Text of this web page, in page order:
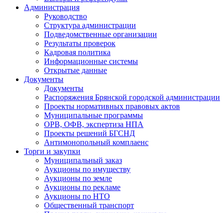
Администрация
Руководство
Структура администрации
Подведомственные организации
Результаты проверок
Кадровая политика
Информационные системы
Открытые данные
Документы
Документы
Распоряжения Брянской городской администрации
Проекты нормативных правовых актов
Муниципальные программы
ОРВ, ОФВ, экспертиза НПА
Проекты решений БГСНД
Антимонопольный комплаенс
Торги и закупки
Муниципальный заказ
Аукционы по имуществу
Аукционы по земле
Аукционы по рекламе
Аукционы по НТО
Общественный транспорт